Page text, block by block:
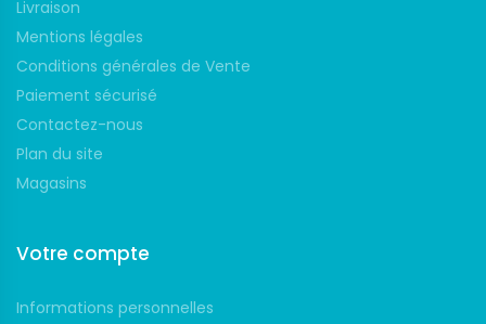
Livraison
Mentions légales
Conditions générales de Vente
Paiement sécurisé
Contactez-nous
Plan du site
Magasins
Votre compte
Informations personnelles